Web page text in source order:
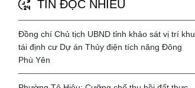
TIN ĐỌC NHIỀU
Đồng chí Chủ tịch UBND tỉnh khảo sát vị trí khu
tái định cư Dự án Thủy điện tích năng Đông
Phù Yên